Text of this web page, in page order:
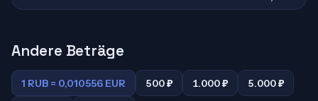
Andere Beträge
1 RUB = 0,010556 EUR 500 ₽ 1.000 ₽ 5.000 ₽